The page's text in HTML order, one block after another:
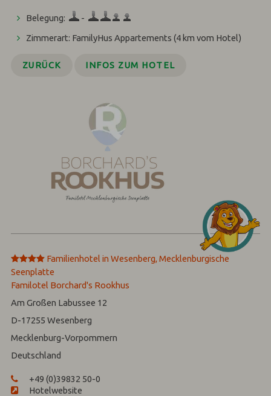
Belegung:
-
Zimmerart: FamilyHus Appartements (4 km vom Hotel)
ZURÜCK INFOS ZUM HOTEL
****
Familienhotel in Wesenberg, Mecklenburgische
Seenplatte
Familotel Borchard's Rookhus
Am Großen Labussee 12
D-17255Wesenberg
Mecklenburg-Vorpommern
Deutschland
+49 (0)39832 50-0
Hotelwebsite